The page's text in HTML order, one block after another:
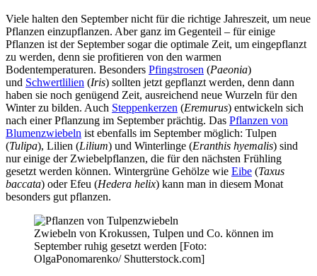
Viele halten den September nicht für die richtige Jahreszeit, um neue
Pflanzen einzupflanzen. Aber ganz im Gegenteil – für einige
Pflanzen ist der September sogar die optimale Zeit, um eingepflanzt
zu werden, denn sie profitieren von den warmen
Bodentemperaturen. Besonders Pfingstrosen (Paeonia)
und Schwertlilien (Iris) sollten jetzt gepflanzt werden, denn dann
haben sie noch genügend Zeit, ausreichend neue Wurzeln für den
Winter zu bilden. Auch Steppenkerzen (Eremurus) entwickeln sich
nach einer Pflanzung im September prächtig. Das Pflanzen von
Blumenzwiebeln ist ebenfalls im September möglich: Tulpen
(Tulipa), Lilien (Lilium) und Winterlinge (Eranthis hyemalis) sind
nur einige der Zwiebelpflanzen, die für den nächsten Frühling
gesetzt werden können. Wintergrüne Gehölze wie Eibe (Taxus
baccata) oder Efeu (Hedera helix) kann man in diesem Monat
besonders gut pflanzen.
Zwiebeln von Krokussen, Tulpen und Co. können im
September ruhig gesetzt werden [Foto:
OlgaPonomarenko/ Shutterstock.com]